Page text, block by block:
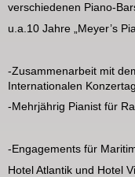
verschiedenen Piano-
u.a.10 Jahre „Meyer’s
-Zusammenarbeit mit
Internationalen
-Mehrjährig Pianist für
-Engagements für
Hotel Atlantik und Hotel